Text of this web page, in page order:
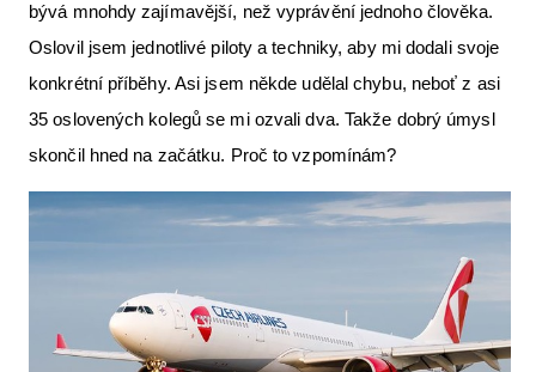
bývá mnohdy zajímavější, než vyprávění jednoho člověka.
Oslovil jsem jednotlivé piloty a techniky, aby mi dodali svoje
konkrétní příběhy. Asi jsem někde udělal chybu, neboť z asi
35 oslovených kolegů se mi ozvali dva. Takže dobrý úmysl
skončil hned na začátku. Proč to vzpomínám?